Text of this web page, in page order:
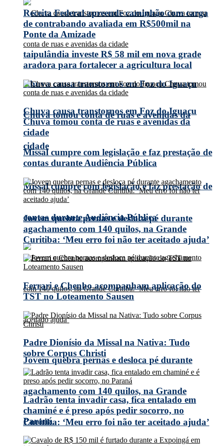
Chuva causa transtornos em Foz do Iguaçu
Chuva tomou conta de ruas e avenidas da
cidade
Missal cumpre com legislação e faz prestação de
contas durante Audiência Pública
Jovem quebra pernas e desloca pé durante
agachamento com 140 quilos, na Grande
Curitiba: ‘Meu erro foi não ter aceitado ajuda’
Receita Federal apreende caminhão com carga
de contrabando avaliada em R$500mil na
Ponte da Amizade
taipulândia investe R$ 58 mil em nova grade
aradora para fortalecer a agricultura local
Chuva causa transtornos em Foz do Iguaçu
Chuva tomou conta de ruas e avenidas da
cidade
Missal cumpre com legislação e faz prestação de
contas durante Audiência Pública
Jovem quebra pernas e desloca pé durante
agachamento com 140 quilos, na Grande
Curitiba: ‘Meu erro foi não ter aceitado ajuda’
Ferrari e Chenho acompanham aplicação do
TST no Loteamento Sausen
Padre Dionísio da Missal na Nativa: Tudo
sobre Corpus Christi
Ladrão tenta invadir casa, fica entalado em
chaminé e é preso após pedir socorro, no
Paraná